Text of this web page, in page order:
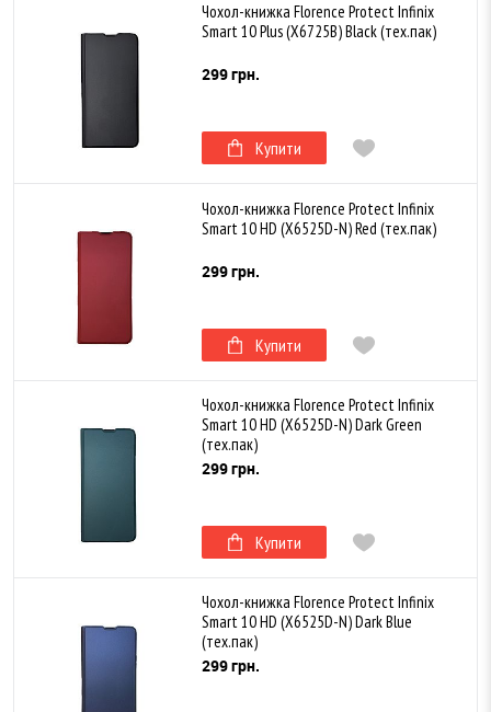
Чохол-книжка Florence Protect Infinix
Smart 10 Plus (X6725B) Black (тех.пак)
299 грн.
Купити
Чохол-книжка Florence Protect Infinix
Smart 10 HD (X6525D-N) Red (тех.пак)
299 грн.
Купити
Чохол-книжка Florence Protect Infinix
Smart 10 HD (X6525D-N) Dark Green
(тех.пак)
299 грн.
Купити
Чохол-книжка Florence Protect Infinix
Smart 10 HD (X6525D-N) Dark Blue
(тех.пак)
299 грн.